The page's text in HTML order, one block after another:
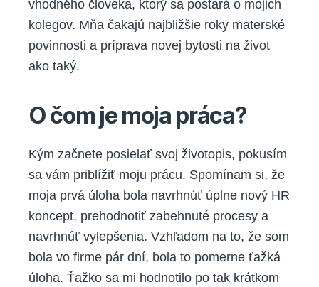
vhodného človeka, ktorý sa postará o mojich
kolegov. Mňa čakajú najbližšie roky materské
povinnosti a príprava novej bytosti na život
ako taký.
O čom je moja práca?
Kým začnete posielať svoj životopis, pokusím
sa vám priblížiť moju prácu. Spomínam si, že
moja prvá úloha bola navrhnúť úplne nový HR
koncept, prehodnotiť zabehnuté procesy a
navrhnúť vylepšenia. Vzhľadom na to, že som
bola vo firme pár dní, bola to pomerne ťažká
úloha. Ťažko sa mi hodnotilo po tak krátkom